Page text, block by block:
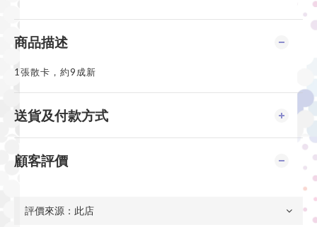
商品描述
1張散卡，約9成新
送貨及付款方式
顧客評價